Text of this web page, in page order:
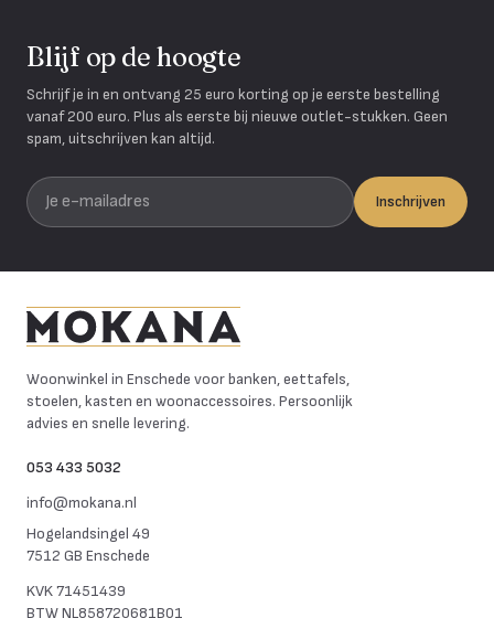
Blijf op de hoogte
Schrijf je in en ontvang 25 euro korting op je eerste bestelling
vanaf 200 euro. Plus als eerste bij nieuwe outlet-stukken. Geen
spam, uitschrijven kan altijd.
Je e-mailadres
Inschrijven
Woonwinkel in Enschede voor banken, eettafels,
stoelen, kasten en woonaccessoires. Persoonlijk
advies en snelle levering.
053 433 5032
info@mokana.nl
Hogelandsingel 49
7512 GB Enschede
KVK71451439
BTWNL858720681B01